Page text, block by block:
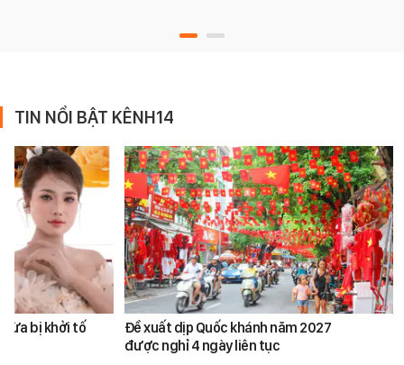
TIN NỔI BẬT KÊNH14
vừa bị khởi tố
Đề xuất dịp Quốc khánh năm 2027
được nghỉ 4 ngày liên tục